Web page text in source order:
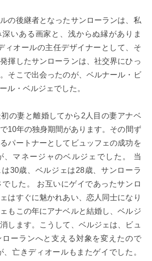
の後継者となったサンローランは、私
いある画家と、浅からぬ縁がありま
ィオールの主任デザイナーとして、そ
揮したサンローランは、社交界にひっ
そこで出会ったのが、ベルナール・ビ
ル・ベルジェでした。
の妻と離婚してから2人目の妻アナベ
10年の独身期間があります。その間ず
パートナーとしてビュッフェの成功を
、マネージャのベルジェでした。 当
30歳、ベルジェは28歳、サンローラ
でした。 お互いにゲイであったサンロ
はすぐに魅かれあい、恋人同士になり
もこの年にアナベルと結婚し、ベルジ
します。こうして、ベルジェは、ビュ
ローランへと支える対象を変えたので
、亡きディオールもまたゲイでした。